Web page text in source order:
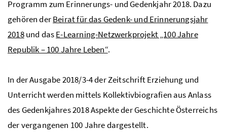
Programm zum Erinnerungs- und Gedenkjahr 2018. Dazu
gehören derBeirat für das Gedenk- und Erinnerungsjahr
2018und dasE-Learning-Netzwerkprojekt „100 Jahre
Republik – 100 Jahre Leben“.
In der Ausgabe 2018/3-4 der Zeitschrift Erziehung und
Unterricht werden mittels Kollektivbiografien aus Anlass
des Gedenkjahres 2018 Aspekte der Geschichte Österreichs
der vergangenen 100 Jahre dargestellt.